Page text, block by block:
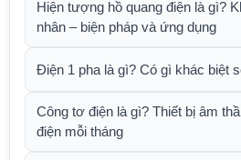
Hiện tượng hồ quang điện là gì?
nhân – biện pháp và ứng dụng
Điện 1 pha là gì? Có gì khác biệt
Công tơ điện là gì? Thiết bị âm
điện mỗi tháng